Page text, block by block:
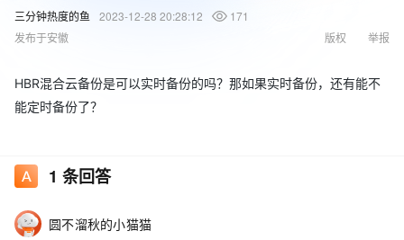
三分钟热度的鱼 2023-12-28 20:28:12
171
发布于安徽
举报
版权
HBR混合云备份是可以实时备份的吗？那如果实时备份，还有能不
能定时备份了？
1 条回答
圆不溜秋的小猫猫